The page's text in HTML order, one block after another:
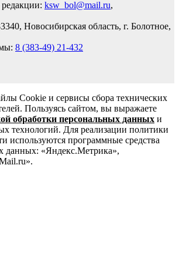
ksw_bol@mail.ru,
Новосибирская область, г. Болотное,
8 (383-49) 21-432
Cookie и сервисы сбора технических
Пользуясь сайтом, вы выражаете
обработки персональных данных и
технологий. Для реализации политики
используются программные средства
данных: «Яндекс.Метрика»,